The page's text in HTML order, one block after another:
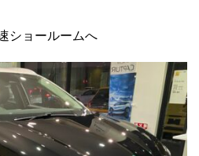
ショールームへ